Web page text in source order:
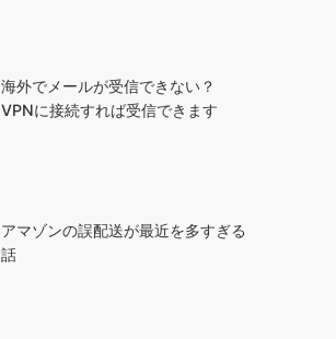
海外でメールが受信できない？
VPNに接続すれば受信できます
アマゾンの誤配送が最近を多すぎる
話